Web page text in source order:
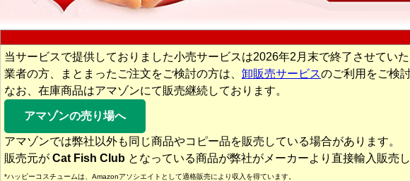
当サービスで提供しておりました小売サービスは2026年2月末で終了させていた
業者の方、まとまったご注文をご検討の方は、 卸販売サービスのご利用をご検
なお、在庫商品はアマゾンにて販売継続しております。
アマゾンの売り場へ
アマゾンでは弊社以外も同じ商品やコピー品を販売している場合があります。
販売元が Cat Fish Club となっている商品が弊社がメーカーより直接輸入販売
*ハッピーコスチュームは、Amazonアソシエイトとして適格販売により収入を得ています。